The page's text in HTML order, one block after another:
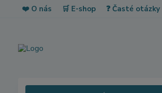
❤️ O nás 🛒 E-shop ❓ Časté otázky